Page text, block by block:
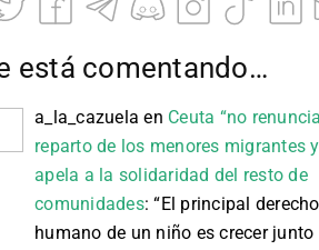
está comentando…
a_la_cazuela en Ceuta “no
reparto de los menores migrantes y
apela a la solidaridad del resto de
comunidades: “El principal derecho
humano de un niño es crecer junto